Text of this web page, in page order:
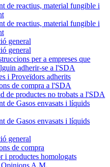
de reactius, material fungible i
de reactius, material fungible i
general
general
per a empreses que
adherir-se a l'SDA
i Proveïdors adherits
de compra a l'SDA
de productes no trobats a l'SDA
de Gasos envasats i líquids
de Gasos envasats i líquids
general
de compra
i productes homologats
Opinions A.M.